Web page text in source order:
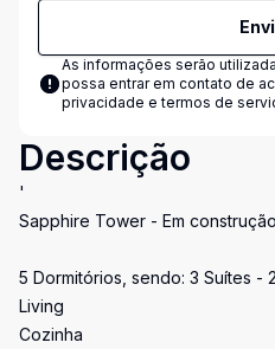
As informações serão
possa entrar em contato de
privacidade e termos de
Descrição
'
Sapphire Tower - Em construção
5 Dormitórios, sendo: 3 Suítes -
Living
Cozinha